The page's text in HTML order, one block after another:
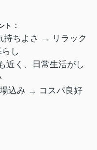
ト
：
持ちよさ → リラック
し
近く、日常生活がし
込み → コスパ良好